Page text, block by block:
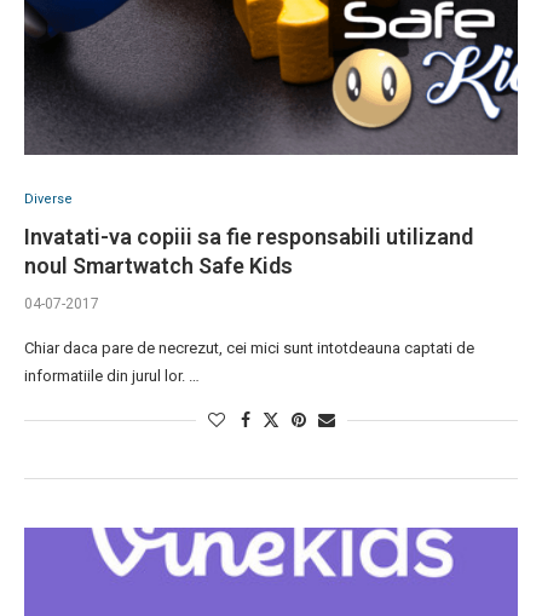
Diverse
Invatati-va copiii sa fie responsabili utilizand
noul Smartwatch Safe Kids
04-07-2017
Chiar daca pare de necrezut, cei mici sunt intotdeauna captati de
informatiile din jurul lor. …